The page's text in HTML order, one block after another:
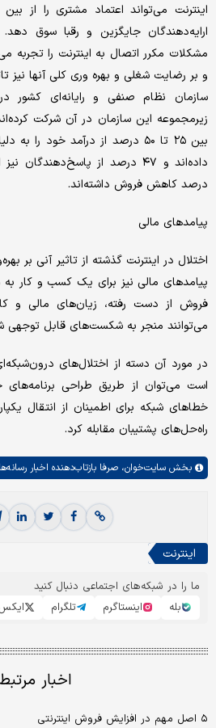
اینترنت می‌تواند اعتماد مشتری را از
ارایه‌دهندگان جایگزین و رقبا سوق دهد.
مشکلات مکرر اتصال به اینترنت را تجربه
و بر رضایت شغلی و بهره وری کلی آنها نیز
بین ۲۵ تا ۵۰ درصد از درآمد خود
درصد کاهش فروش داشته‌اند.
پیامدهای مالی
اختلال در اینترنت گذشته از تاثیر آنی بر
پیامدهای مالی نیز برای یک کسب و کار
فروش از دست رفته، زیان‌های مالی و
می‌توانند منجر به شکست‌های قابل توجهی
در مورد آن دسته از اختلال‌های
است می‌توان از طریق طراحی
خطاهای شبکه برای اطمینان از انتقال
راه‌حل‌های پشتیبان مقابله کرد.
بخش سایت‌خوان، صرفا بازتاب‌دهنده اخبار
اینترنت
ما را در شبکه‌های اجتماعی دنبال کنید
بله
اینستاگرم تلگرام
اخبار
۵ اصل مهم در افزایش فروش اینترنتی